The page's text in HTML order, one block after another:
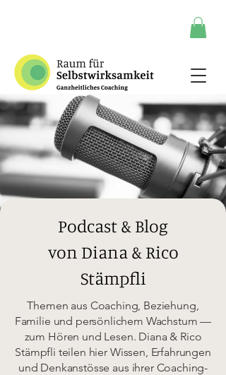
Podcast & Blog
von Diana & Rico
Stämpfli
Themen aus Coaching, Beziehung,
Familie und persönlichem Wachstum —
zum Hören und Lesen. Diana & Rico
Stämpfli teilen hier Wissen, Erfahrungen
und Denkanstösse aus ihrer Coaching-